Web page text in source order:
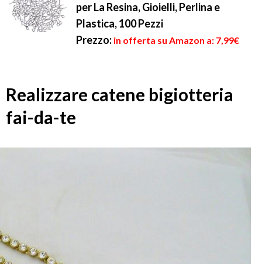
per La Resina, Gioielli, Perlina e
Plastica, 100 Pezzi
Prezzo: in offerta su Amazon a: 7,99€
Realizzare catene bigiotteria
fai-da-te